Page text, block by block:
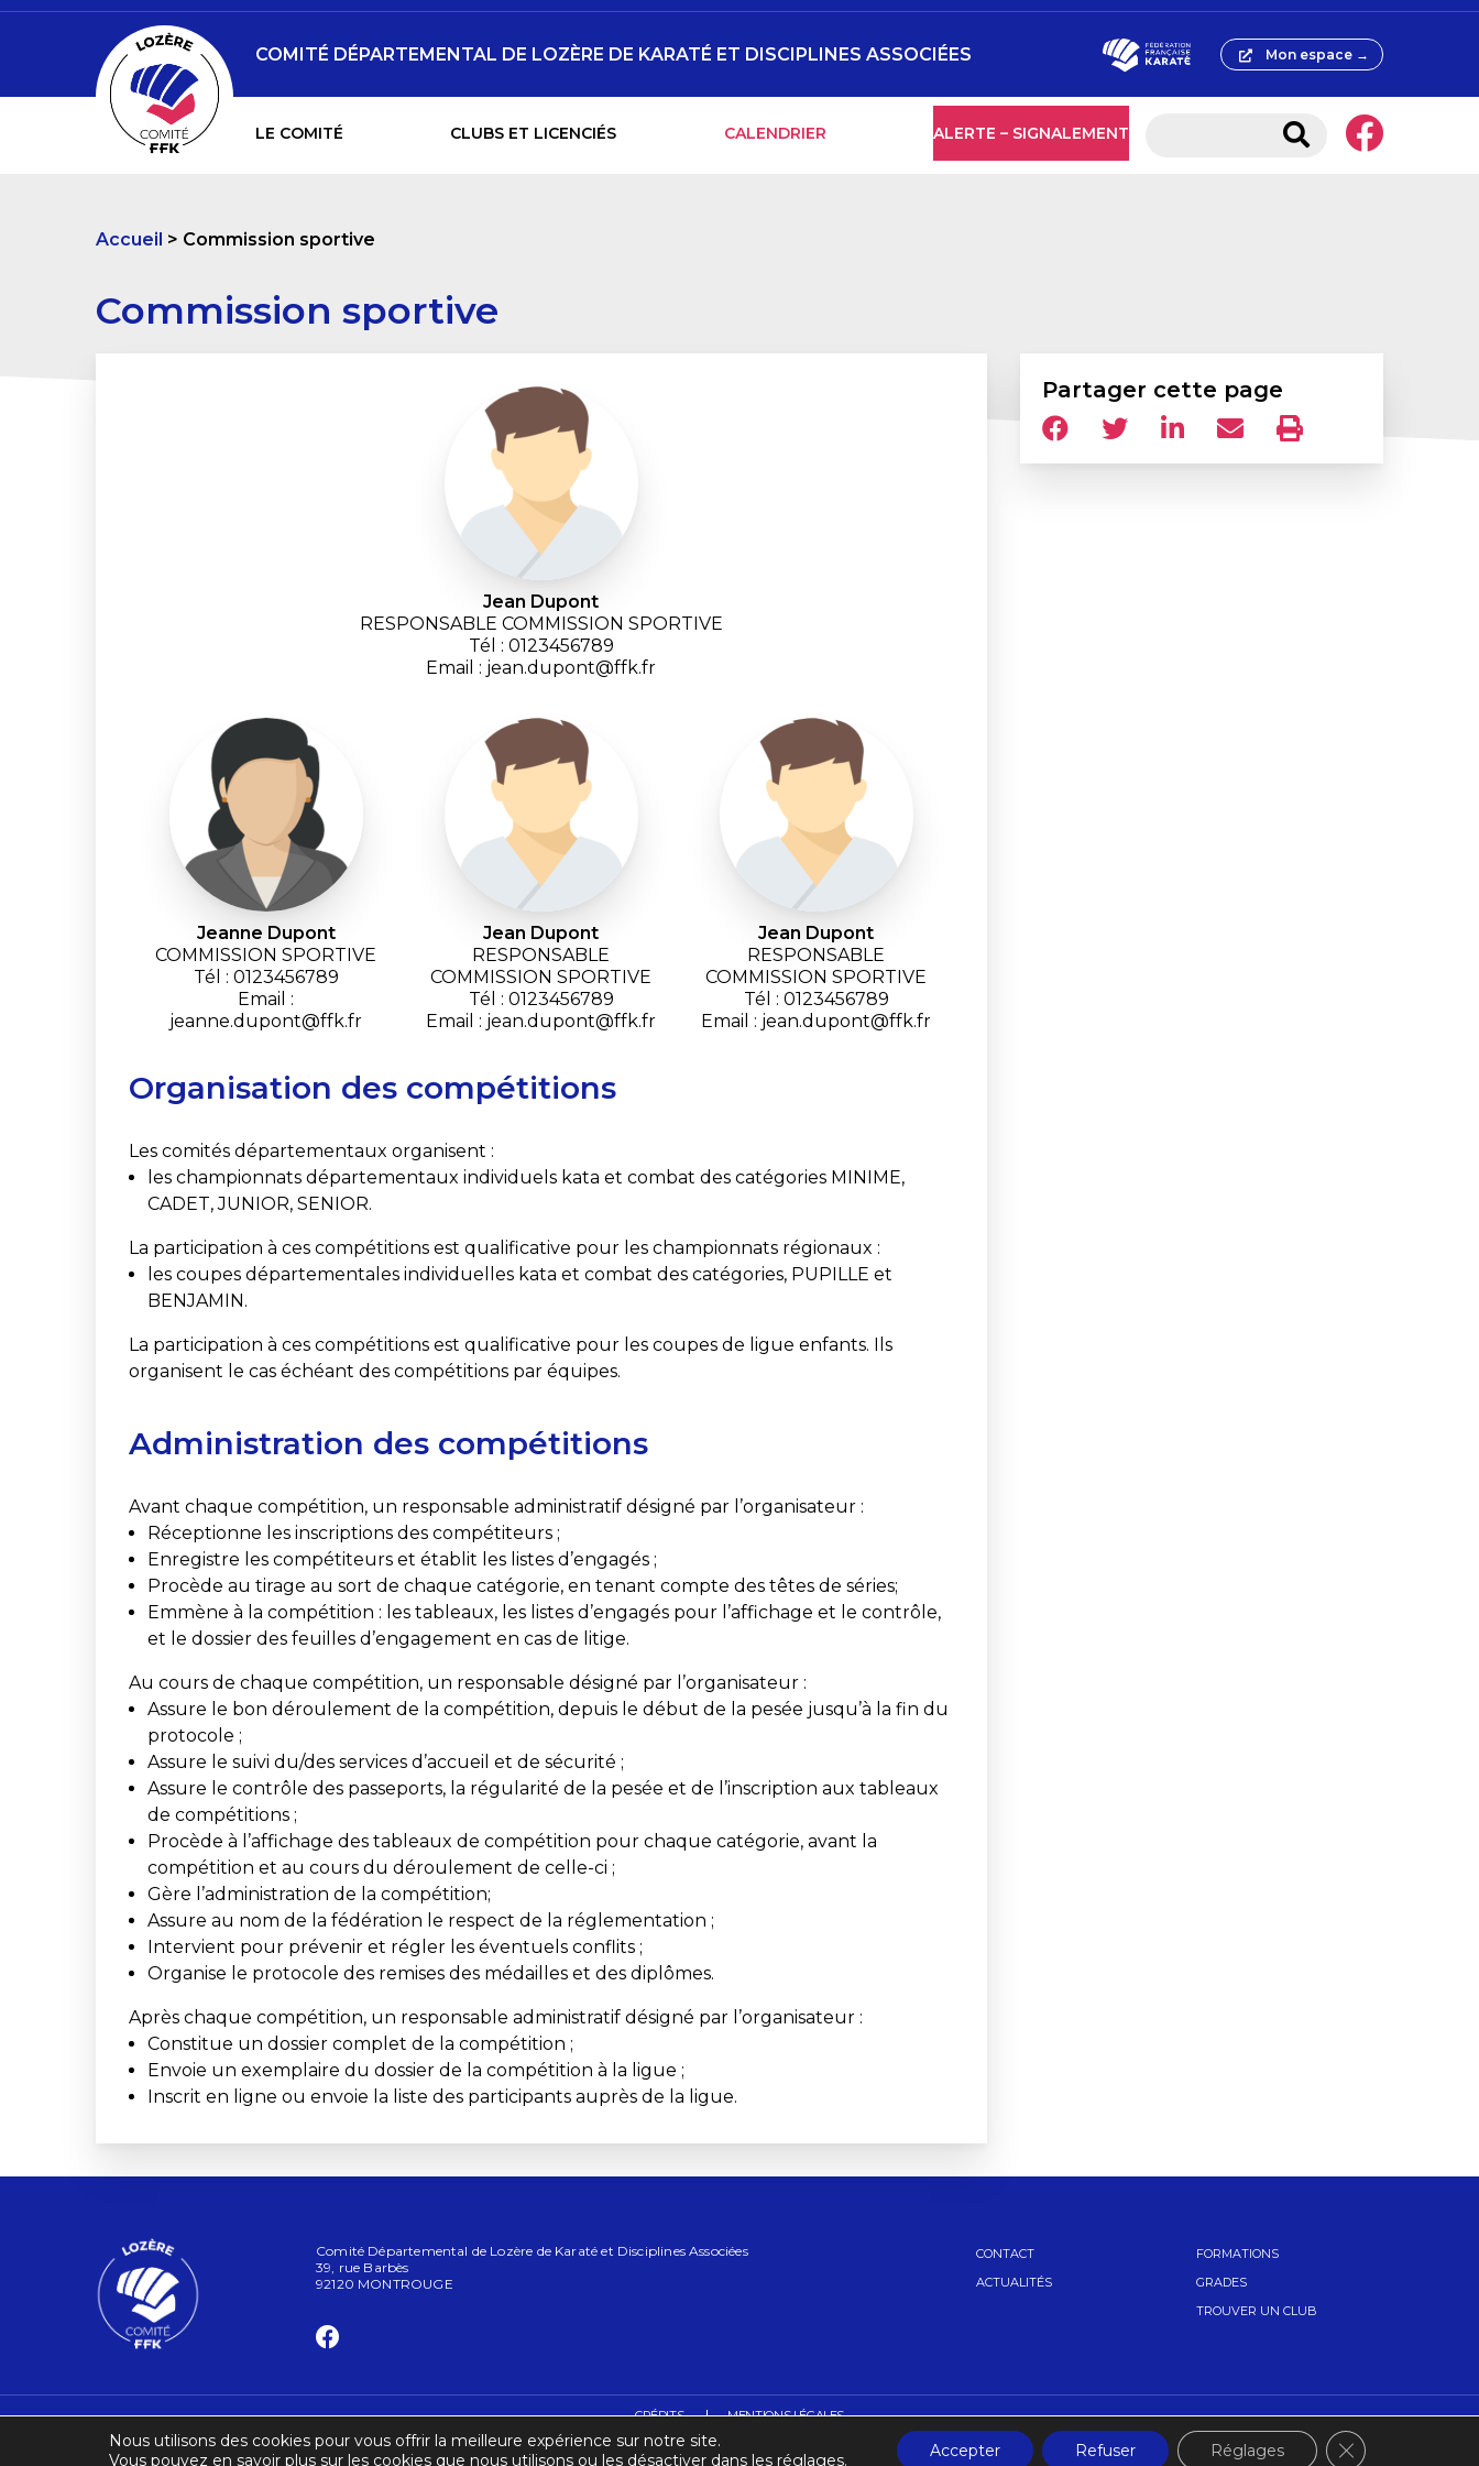
LE COMITÉ CLUBS ET LICENCIÉS CALENDRIER ALERTE – SIGNALEMENT
COMITÉ DÉPARTEMENTAL DE LOZÈRE DE KARATÉ ET DISCIPLINES ASSOCIÉES Mon espace →
Accueil Commission sportive
Commission sportive
Jean Dupont
RESPONSABLE COMMISSION SPORTIVE
Tél : 0123456789
Email : jean.dupont@ffk.fr
Jeanne Dupont
COMMISSION SPORTIVE
Tél : 0123456789
Email :
jeanne.dupont@ffk.fr
Jean Dupont
RESPONSABLE
COMMISSION SPORTIVE
Tél : 0123456789
Email : jean.dupont@ffk.fr
Jean Dupont
RESPONSABLE
COMMISSION SPORTIVE
Tél : 0123456789
Email : jean.dupont@ffk.fr
Organisation des compétitions
Les comités départementaux organisent :
les championnats départementaux individuels kata et combat des catégories MINIME,
CADET, JUNIOR, SENIOR.
La participation à ces compétitions est qualificative pour les championnats régionaux :
les coupes départementales individuelles kata et combat des catégories, PUPILLE et
BENJAMIN.
La participation à ces compétitions est qualificative pour les coupes de ligue enfants. Ils
organisent le cas échéant des compétitions par équipes.
Administration des compétitions
Avant chaque compétition, un responsable administratif désigné par l’organisateur :
Réceptionne les inscriptions des compétiteurs ;
Enregistre les compétiteurs et établit les listes d’engagés ;
Procède au tirage au sort de chaque catégorie, en tenant compte des têtes de séries;
Emmène à la compétition : les tableaux, les listes d’engagés pour l’affichage et le contrôle,
et le dossier des feuilles d’engagement en cas de litige.
Au cours de chaque compétition, un responsable désigné par l’organisateur :
Assure le bon déroulement de la compétition, depuis le début de la pesée jusqu’à la fin du
protocole ;
Assure le suivi du/des services d’accueil et de sécurité ;
Assure le contrôle des passeports, la régularité de la pesée et de l’inscription aux tableaux
de compétitions ;
Procède à l’affichage des tableaux de compétition pour chaque catégorie, avant la
compétition et au cours du déroulement de celle-ci ;
Gère l’administration de la compétition;
Assure au nom de la fédération le respect de la réglementation ;
Intervient pour prévenir et régler les éventuels conflits ;
Organise le protocole des remises des médailles et des diplômes.
Après chaque compétition, un responsable administratif désigné par l’organisateur :
Constitue un dossier complet de la compétition ;
Envoie un exemplaire du dossier de la compétition à la ligue ;
Inscrit en ligne ou envoie la liste des participants auprès de la ligue.
Partager cette page
Comité Départemental de Lozère de Karaté et Disciplines Associées
39, rue Barbès
92120 MONTROUGE
CONTACT
ACTUALITÉS
FORMATIONS
GRADES
TROUVER UN CLUB
CRÉDITS MENTIONS LÉGALES
Nous utilisons des cookies pour vous offrir la meilleure expérience sur notre site.
Vous pouvez en savoir plus sur les cookies que nous utilisons ou les désactiver dans les réglages.
Accepter Refuser Réglages Fermer la